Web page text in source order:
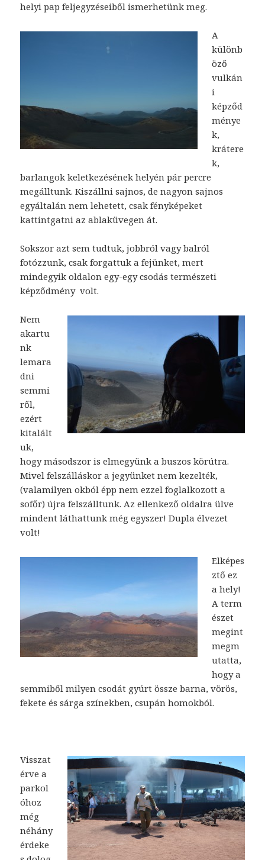
helyi pap feljegyzéseiből ismerhetünk meg.
A
különb
öző
vulkán
i
képződ
ménye
k,
krátere
k,
barlangok keletkezésének helyén pár percre
megálltunk. Kiszállni sajnos, de nagyon sajnos
egyáltalán nem lehetett, csak fényképeket
kattintgatni az ablaküvegen át.
Sokszor azt sem tudtuk, jobbról vagy balról
fotózzunk, csak forgattuk a fejünket, mert
mindegyik oldalon egy-egy csodás természeti
képződmény volt.
Nem
akartu
nk
lemara
dni
semmi
ről,
ezért
kitalált
uk,
hogy másodszor is elmegyünk a buszos körútra.
Mivel felszálláskor a jegyünket nem kezelték,
(valamilyen okból épp nem ezzel foglalkozott a
sofőr) újra felszálltunk. Az ellenkező oldalra ülve
mindent láthattunk még egyszer! Dupla élvezet
volt!
Elképes
ztő ez
a hely!
A term
észet
megint
megm
utatta,
hogy a
semmiből milyen csodát gyúrt össze barna, vörös,
fekete és sárga színekben, csupán homokból.
Visszat
érve a
parkol
óhoz
még
néhány
érdeke